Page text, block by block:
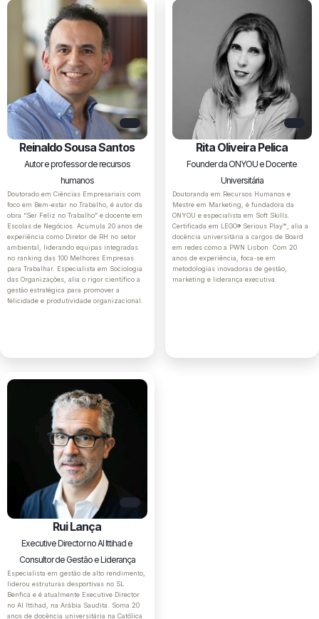
Reinaldo Sousa Santos
Autor e professor de recursos
humanos
Doutorado em Ciências Empresariais com
foco em Bem-estar no Trabalho, é autor da
obra “Ser Feliz no Trabalho” e docente em
Escolas de Negócios. Acumula 20 anos de
experiência como Diretor de RH no setor
ambiental, liderando equipas integradas
no ranking das 100 Melhores Empresas
para Trabalhar. Especialista em Sociologia
das Organizações, alia o rigor científico à
gestão estratégica para promover a
felicidade e produtividade organizacional.
Rita Oliveira Pelica
Founder da ONYOU e Docente
Universitária
Doutoranda em Recursos Humanos e
Mestre em Marketing, é fundadora da
ONYOU e especialista em Soft Skills.
Certificada em LEGO® Serious Play™, alia a
docência universitária a cargos de Board
em redes como a PWN Lisbon. Com 20
anos de experiência, foca-se em
metodologias inovadoras de gestão,
marketing e liderança executiva.
Rui Lança
Executive Director no Al Ittihad e
Consultor de Gestão e Liderança
Especialista em gestão de alto rendimento,
liderou estruturas desportivas no SL
Benfica e é atualmente Executive Director
no Al Ittihad, na Arábia Saudita. Soma 20
anos de docência universitária na Católica